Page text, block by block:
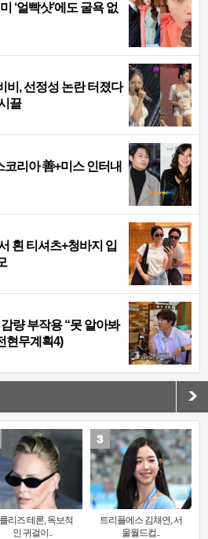
‘얼빡샷’에도 굴욕 없
, 선정성 논란 터졌다
끌
코리아 善+미스 인터내
흰 티셔츠+청바지 입
량 부작용 “못 알아봐
현무계획4)
리즈 테론, 독보적
인 귀걸이..
트리플에스 김채연, 서
울월드컵..